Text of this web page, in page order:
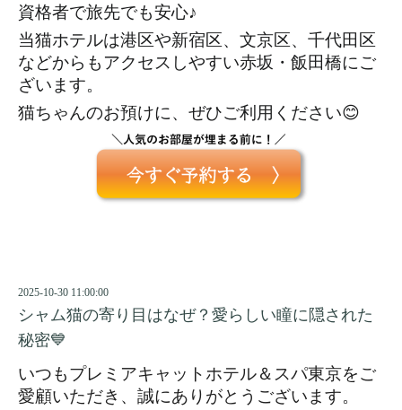
資格者で旅先でも安心♪
当猫ホテルは港区や新宿区、文京区、千代田区
などからもアクセスしやすい赤坂・飯田橋にご
ざいます。
猫ちゃんのお預けに、ぜひご利用ください😊
2025-10-30 11:00:00
シャム猫の寄り目はなぜ？愛らしい瞳に隠された
秘密💙
いつもプレミアキャットホテル＆スパ東京をご
愛顧いただき、誠にありがとうございます。